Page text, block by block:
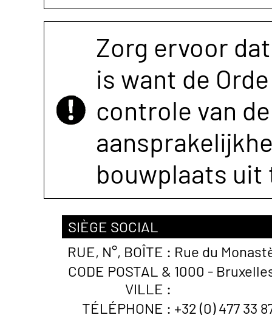
Zorg ervoor
is want de
controle van
bouwplaats uit
SIÈGE SOCIAL
RUE, N°, BOÎTE : Rue du
CODE POSTAL &
VILLE :
1000 -
TÉLÉPHONE : +32 (0) 477 33